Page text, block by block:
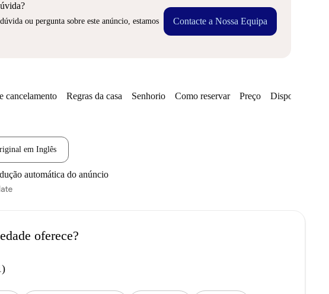
ou pergunta sobre este anúncio, estamos
Contacte a Nossa Equipa
cancelamento Regras da casa Senhorio Como reservar Preço Disponibilidades
em Inglês
automática do anúncio
oferece?